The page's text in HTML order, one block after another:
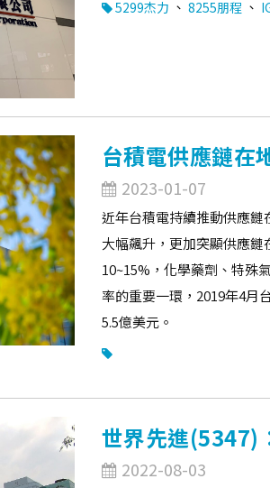
5299杰力 、 8255朋程 、
台積電供應鏈在
2023-01-07
近年台積電持續推動供應
大幅飆升，更加突顯供應
10~15%，化學藥劑、特殊
率的重要一環，2019年4月
5.5億美元。
世界先進(5347)
2022-08-03